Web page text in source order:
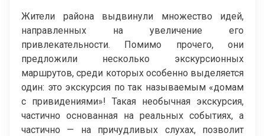
Жители района выдвинули множество идей,
направленных на увеличение его
привлекательности. Помимо прочего, они
предложили несколько экскурсионных
маршрутов, среди которых особенно выделяется
один: это экскурсия по так называемым «домам
с привидениями»! Такая необычная экскурсия,
частично основанная на реальных событиях, а
частично — на причудливых слухах, позволит